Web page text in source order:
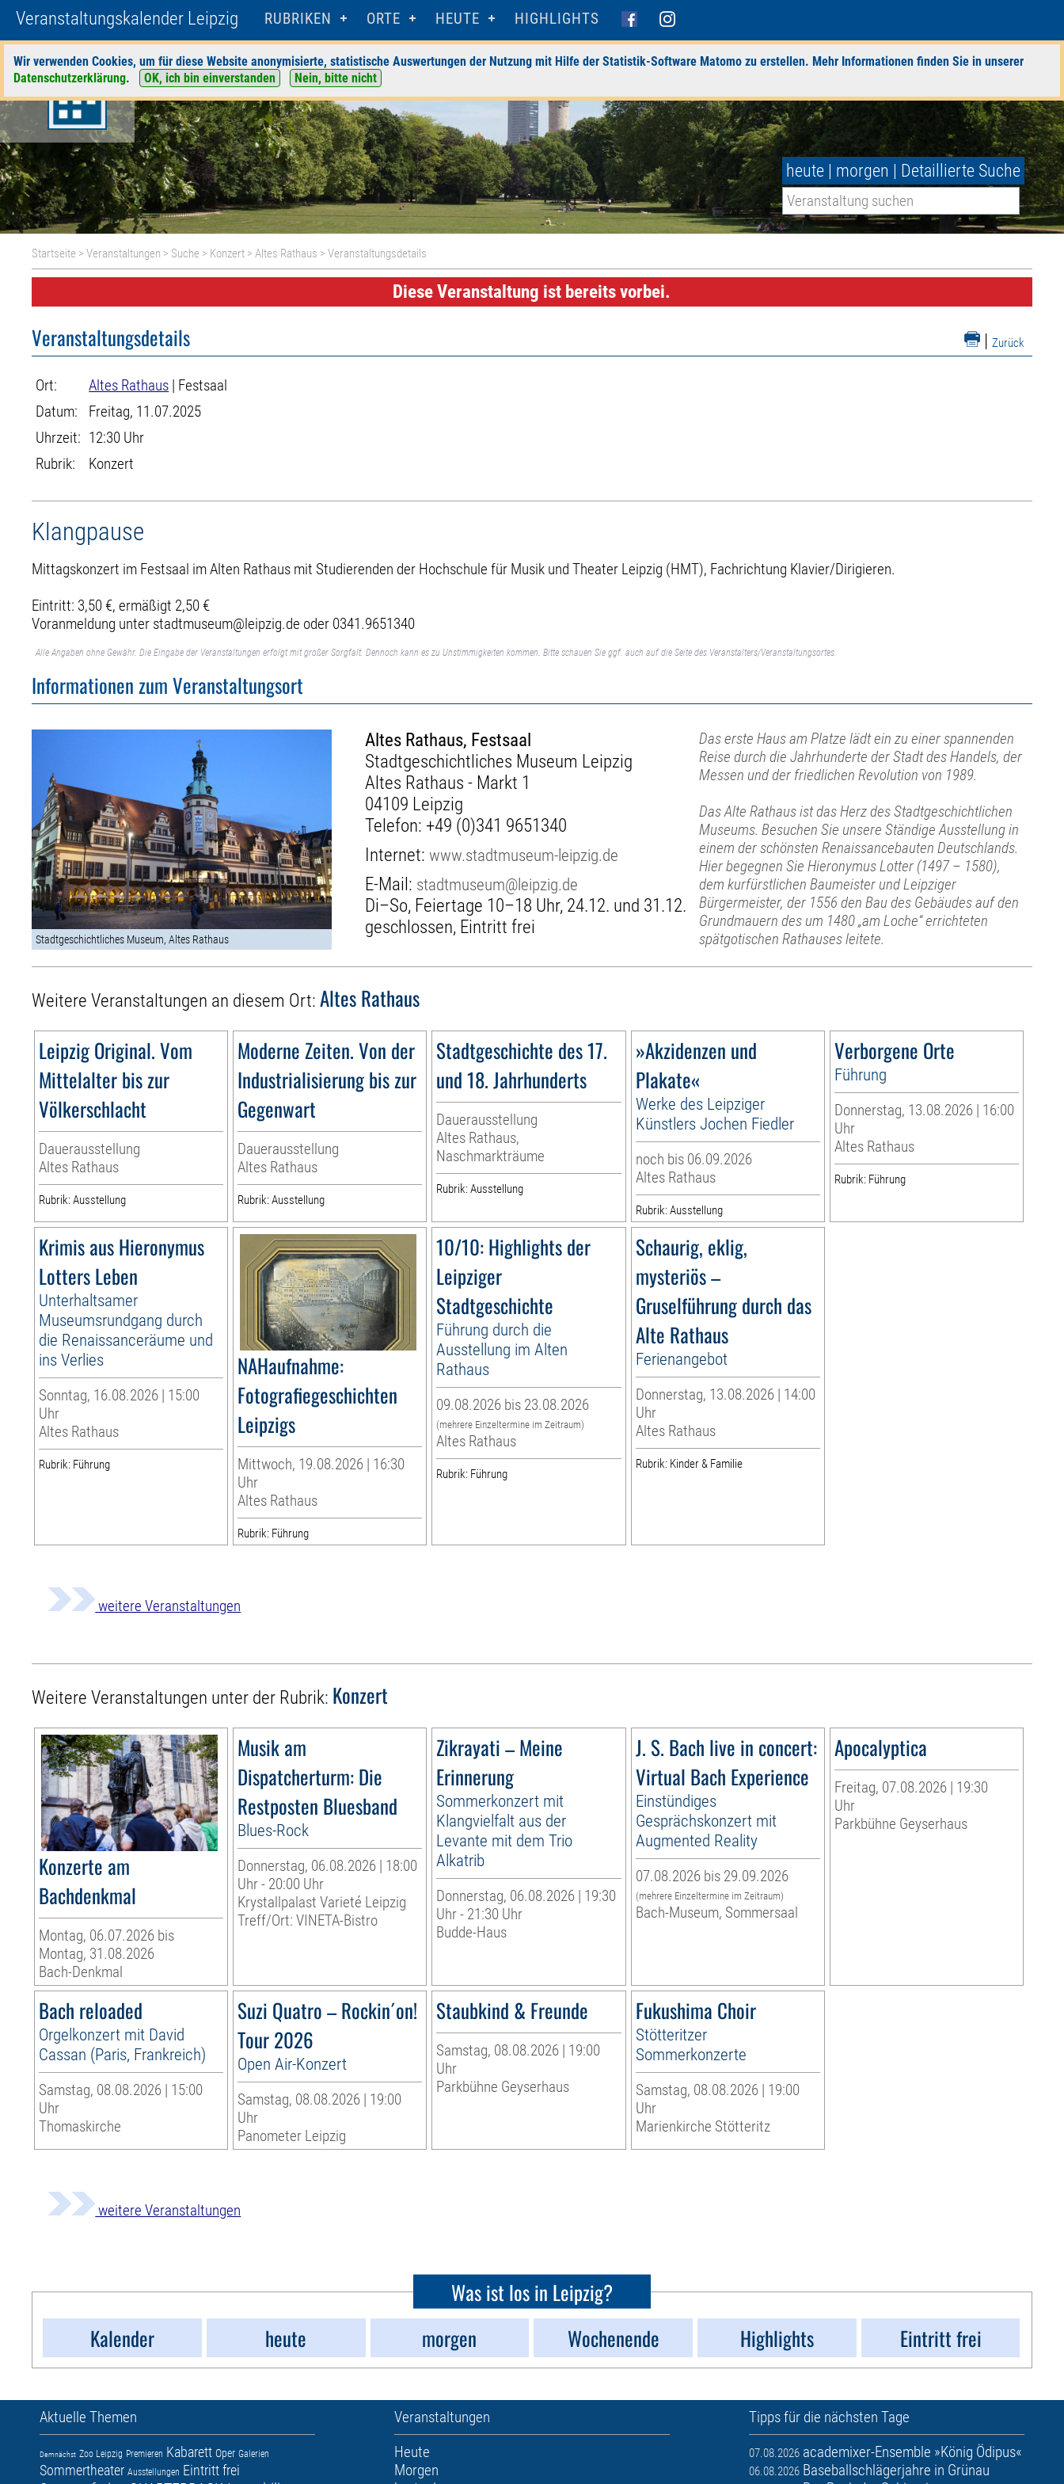
Veranstaltungskalender Leipzig RUBRIKEN ORTE HEUTE HIGHLIGHTS
Wir verwenden Cookies, um für diese Website anonymisierte, statistische Auswertungen der Nutzung mit Hilfe der Statistik-Software Matomo zu erstellen. Mehr Informationen finden Sie in unserer
Datenschutzerklärung. OK, ich bin einverstanden Nein, bitte nicht
heute | morgen | Detaillierte Suche
Startseite >Veranstaltungen > Suche > Konzert >Altes Rathaus > Veranstaltungsdetails
Diese Veranstaltung ist bereits vorbei.
| Zurück
Veranstaltungsdetails
Ort: Altes Rathaus | Festsaal
Datum:
Freitag, 11.07.2025
Uhrzeit: 12:30 Uhr
Rubrik:
Konzert
Klangpause
Mittagskonzert im Festsaal im Alten Rathaus mit Studierenden der Hochschule für Musik und Theater Leipzig (HMT), Fachrichtung Klavier/Dirigieren.
Eintritt: 3,50 €, ermäßigt 2,50 €
Voranmeldung unter stadtmuseum@leipzig.de oder 0341.9651340
Alle Angaben ohne Gewähr. Die Eingabe der Veranstaltungen erfolgt mit großer Sorgfalt. Dennoch kann es zu Unstimmigkeiten kommen. Bitte schauen Sie ggf. auch auf die Seite des Veranstalters/Veranstaltungsortes.
Informationen zum Veranstaltungsort
Stadtgeschichtliches Museum, Altes Rathaus
Altes Rathaus, Festsaal
Stadtgeschichtliches Museum Leipzig
Altes Rathaus - Markt 1
04109 Leipzig
Telefon: +49 (0)341 9651340
Internet:www.stadtmuseum-leipzig.de
E-Mail: stadtmuseum@leipzig.de
Di–So, Feiertage 10–18 Uhr, 24.12. und 31.12.
geschlossen, Eintritt frei
Das erste Haus am Platze lädt ein zu einer spannenden
Reise durch die Jahrhunderte der Stadt des Handels, der
Messen und der friedlichen Revolution von 1989.
Das Alte Rathaus ist das Herz des Stadtgeschichtlichen
Museums. Besuchen Sie unsere Ständige Ausstellung in
einem der schönsten Renaissancebauten Deutschlands.
Hier begegnen Sie Hieronymus Lotter (1497 – 1580),
dem kurfürstlichen Baumeister und Leipziger
Bürgermeister, der 1556 den Bau des Gebäudes auf den
Grundmauern des um 1480 „am Loche“ errichteten
spätgotischen Rathauses leitete.
Weitere Veranstaltungen an diesem Ort:Altes Rathaus
Leipzig Original. Vom
Mittelalter bis zur
Völkerschlacht
Dauerausstellung
Altes Rathaus
Rubrik: Ausstellung
Moderne Zeiten. Von der
Industrialisierung bis zur
Gegenwart
Dauerausstellung
Altes Rathaus
Rubrik: Ausstellung
Stadtgeschichte des 17.
und 18. Jahrhunderts
Dauerausstellung
Altes Rathaus,
Naschmarkträume
Rubrik: Ausstellung
»Akzidenzen und
Plakate«
Werke des Leipziger
Künstlers Jochen Fiedler
noch bis 06.09.2026
Altes Rathaus
Rubrik: Ausstellung
Verborgene Orte
Führung
Donnerstag, 13.08.2026 | 16:00
Uhr
Altes Rathaus
Rubrik: Führung
Krimis aus Hieronymus
Lotters Leben
Unterhaltsamer
Museumsrundgang durch
die Renaissanceräume und
ins Verlies
Sonntag, 16.08.2026 | 15:00
Uhr
Altes Rathaus
Rubrik: Führung
NAHaufnahme:
Fotografiegeschichten
Leipzigs
Mittwoch, 19.08.2026 | 16:30
Uhr
Altes Rathaus
Rubrik: Führung
10/10: Highlights der
Leipziger
Stadtgeschichte
Führung durch die
Ausstellung im Alten
Rathaus
09.08.2026 bis 23.08.2026
(mehrere Einzeltermine im Zeitraum)
Altes Rathaus
Rubrik: Führung
Schaurig, eklig,
mysteriös –
Gruselführung durch das
Alte Rathaus
Ferienangebot
Donnerstag, 13.08.2026 | 14:00
Uhr
Altes Rathaus
Rubrik: Kinder & Familie
weitere Veranstaltungen
Weitere Veranstaltungen unter der Rubrik: Konzert
Konzerte am
Bachdenkmal
Montag, 06.07.2026 bis
Montag, 31.08.2026
Bach-Denkmal
Musik am
Dispatcherturm: Die
Restposten Bluesband
Blues-Rock
Donnerstag, 06.08.2026 | 18:00
Uhr - 20:00 Uhr
Krystallpalast Varieté Leipzig
Treff/Ort: VINETA-Bistro
Zikrayati – Meine
Erinnerung
Sommerkonzert mit
Klangvielfalt aus der
Levante mit dem Trio
Alkatrib
Donnerstag, 06.08.2026 | 19:30
Uhr - 21:30 Uhr
Budde-Haus
J. S. Bach live in concert:
Virtual Bach Experience
Einstündiges
Gesprächskonzert mit
Augmented Reality
07.08.2026 bis 29.09.2026
(mehrere Einzeltermine im Zeitraum)
Bach-Museum, Sommersaal
Apocalyptica
Freitag, 07.08.2026 | 19:30
Uhr
Parkbühne Geyserhaus
Bach reloaded
Orgelkonzert mit David
Cassan (Paris, Frankreich)
Samstag, 08.08.2026 | 15:00
Uhr
Thomaskirche
Suzi Quatro – Rockin´on!
Tour 2026
Open Air-Konzert
Samstag, 08.08.2026 | 19:00
Uhr
Panometer Leipzig
Staubkind & Freunde
Samstag, 08.08.2026 | 19:00
Uhr
Parkbühne Geyserhaus
Fukushima Choir
Stötteritzer
Sommerkonzerte
Samstag, 08.08.2026 | 19:00
Uhr
Marienkirche Stötteritz
weitere Veranstaltungen
Was ist los in Leipzig?
Kalender
heute morgen Wochenende Highlights Eintritt frei
Aktuelle Themen
Demnächst Zoo Leipzig Premieren Kabarett Oper Galerien
Sommertheater Ausstellungen Eintritt frei
Veranstaltungen
Heute
Morgen
Tipps für die nächsten Tage
07.08.2026 academixer-Ensemble »König Ödipus«
06.08.2026 Baseballschlägerjahre in Grünau